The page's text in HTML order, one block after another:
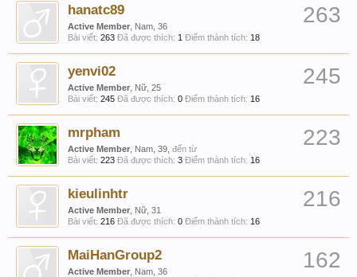
263
hanatc89
Active Member , Nam, 36
Bài viết: 263 Đã được thích: 1 Điểm thành tích: 18
245
yenvi02
Active Member , Nữ, 25
Bài viết: 245 Đã được thích: 0 Điểm thành tích: 16
223
mrpham
Active Member , Nam, 39, đến từ
Bài viết: 223 Đã được thích: 3 Điểm thành tích: 16
216
kieulinhtr
Active Member , Nữ, 31
Bài viết: 216 Đã được thích: 0 Điểm thành tích: 16
162
MaiHanGroup2
Active Member , Nam, 36